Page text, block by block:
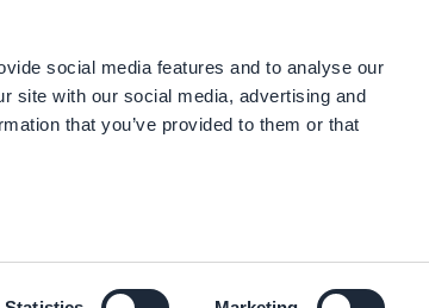
social media features and to analyse our
site with our social media, advertising and
that you’ve provided to them or that